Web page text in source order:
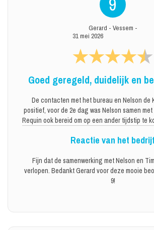
Gerard - Vessem -
31 mei 2026
Goed geregeld, duidelijk en
De contacten met het bureau en Nelson de
positief, voor de 2e dag was Nelson samen
Requin ook bereid om op een ander tijdstip te
Reactie van het
Fijn dat de samenwerking met Nelson en
verlopen. Bedankt Gerard voor deze mooie
9!